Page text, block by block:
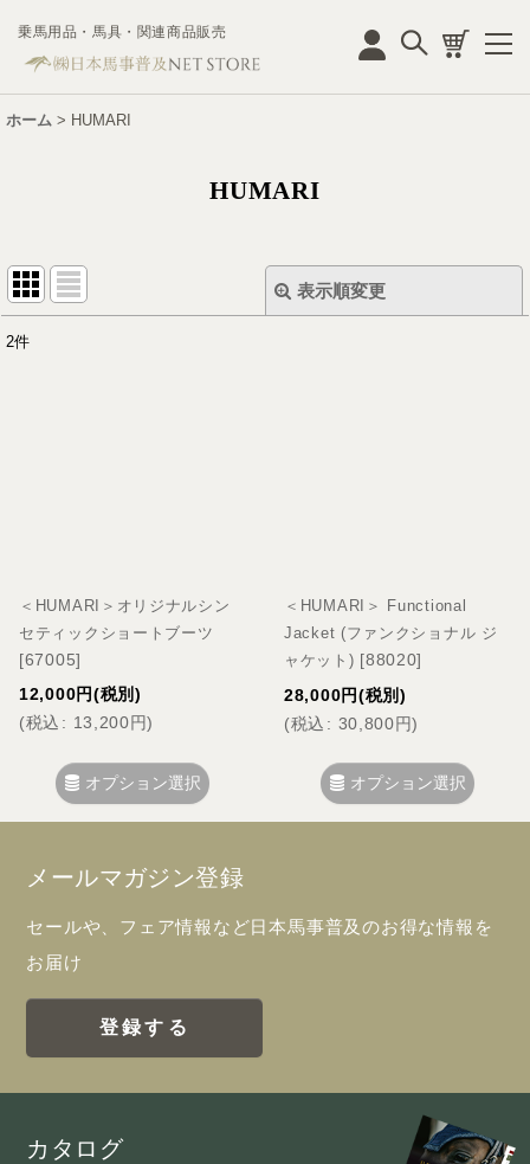
乗馬用品・馬具・関連商品販売
ホーム > HUMARI
HUMARI
表示順変更
2件
＜HUMARI＞オリジナルシン
セティックショートブーツ
[67005]
12,000円(税別)
(税込 : 13,200円)
オプション選択
＜HUMARI＞ Functional
Jacket (ファンクショナル ジ
ャケット) [88020]
28,000円(税別)
(税込 : 30,800円)
オプション選択
メールマガジン登録
セールや、フェア情報など日本馬事普及のお得な情報を
お届け
登録する
カタログ